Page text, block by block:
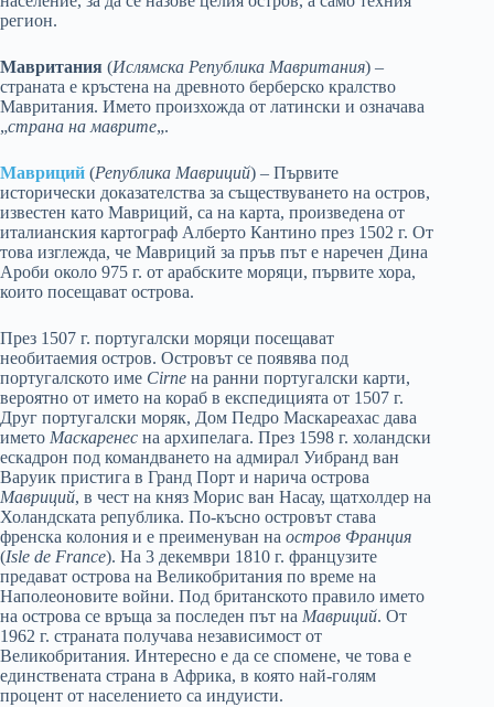
регион.
Мавритания (Ислямска Република Мавритания) –
страната е кръстена на древното берберско кралство
Мавритания. Името произхожда от латински и означава
„страна на маврите„.
Мавриций (Република Мавриций) – Първите
исторически доказателства за съществуването на остров,
известен като Мавриций, са на карта, произведена от
италианския картограф Алберто Кантино през 1502 г. От
това изглежда, че Мавриций за пръв път е наречен Дина
Ароби около 975 г. от арабските моряци, първите хора,
които посещават острова.
През 1507 г. португалски моряци посещават
необитаемия остров. Островът се появява под
португалското име Cirne на ранни португалски карти,
вероятно от името на кораб в експедицията от 1507 г.
Друг португалски моряк, Дом Педро Маскареахас дава
името Маскаренес на архипелага. През 1598 г. холандски
ескадрон под командването на адмирал Уибранд ван
Варуик пристига в Гранд Порт и нарича острова
Мавриций, в чест на княз Морис ван Насау, щатхолдер на
Холандската република. По-късно островът става
френска колония и е преименуван на остров Франция
(Isle de France). На 3 декември 1810 г. французите
предават острова на Великобритания по време на
Наполеоновите войни. Под британското правило името
на острова се връща за последен път на Мавриций. От
1962 г. страната получава независимост от
Великобритания. Интересно е да се спомене, че това е
единствената страна в Африка, в която най-голям
процент от населението са индуисти.